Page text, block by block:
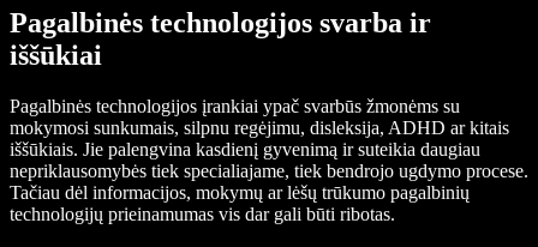
Pagalbinės technologijos svarba ir
iššūkiai
Pagalbinės technologijos įrankiai ypač svarbūs žmonėms su
mokymosi sunkumais, silpnu regėjimu, disleksija, ADHD ar kitais
iššūkiais. Jie palengvina kasdienį gyvenimą ir suteikia daugiau
nepriklausomybės tiek specialiajame, tiek bendrojo ugdymo procese.
Tačiau dėl informacijos, mokymų ar lėšų trūkumo pagalbinių
technologijų prieinamumas vis dar gali būti ribotas.